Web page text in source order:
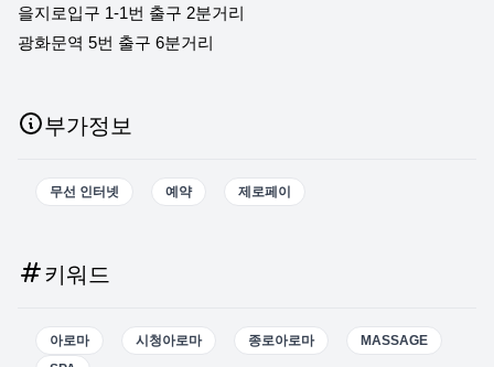
을지로입구 1-1번 출구 2분거리
광화문역 5번 출구 6분거리
부가정보
무선 인터넷 예약 제로페이
키워드
아로마 시청아로마 종로아로마
MASSAGE